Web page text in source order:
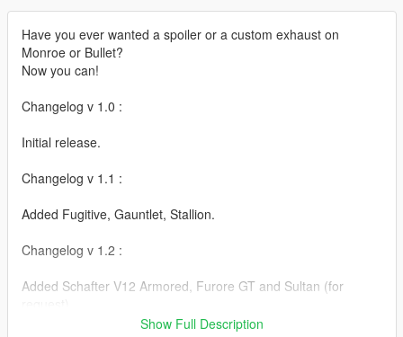
Have you ever wanted a spoiler or a custom exhaust on
Monroe or Bullet?
Now you can!
Changelog v 1.0 :
Initial release.
Changelog v 1.1 :
Added Fugitive, Gauntlet, Stallion.
Changelog v 1.2 :
Added Schafter V12 Armored, Furore GT and Sultan (for
Show Full Description